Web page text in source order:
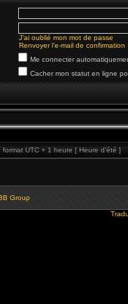
J’ai oublié mon mot de passe
Renvoyer l’e-mail de confirmation
Me connecter
Cacher mon statut en ligne
UTC + 1 heure [ Heure d’été ]
Group